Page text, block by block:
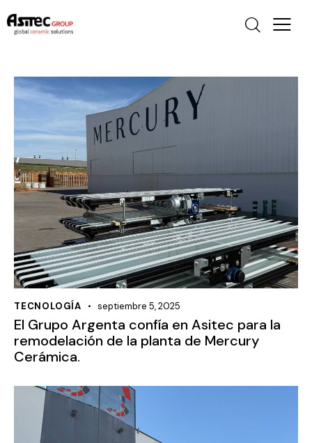
TECNOLOGÍA septiembre 5, 2025
El Grupo Argenta confía en Asitec para la
remodelación de la planta de Mercury
Cerámica.